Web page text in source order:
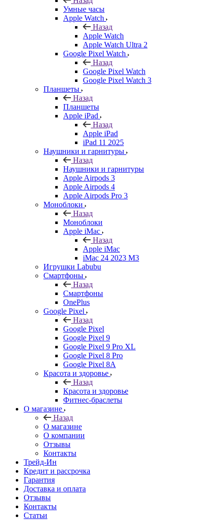
Умные часы
Apple Watch
Назад
Apple Watch
Apple Watch Ultra 2
Google Pixel Watch
Назад
Google Pixel Watch
Google Pixel Watch 3
Планшеты
Назад
Планшеты
Apple iPad
Назад
Apple iPad
iPad 11 2025
Наушники и гарнитуры
Назад
Наушники и гарнитуры
Apple Airpods 3
Apple Airpods 4
Apple Airpods Pro 3
Моноблоки
Назад
Моноблоки
Apple iMac
Назад
Apple iMac
iMac 24 2023 M3
Игрушки Labubu
Смартфоны
Назад
Смартфоны
OnePlus
Google Pixel
Назад
Google Pixel
Google Pixel 9
Google Pixel 9 Pro XL
Google Pixel 8 Pro
Google Pixel 8A
Красота и здоровье
Назад
Красота и здоровье
Фитнес-браслеты
О магазине
Назад
О магазине
О компании
Отзывы
Контакты
Трейд-Ин
Кредит и рассрочка
Гарантия
Доставка и оплата
Отзывы
Контакты
Статьи